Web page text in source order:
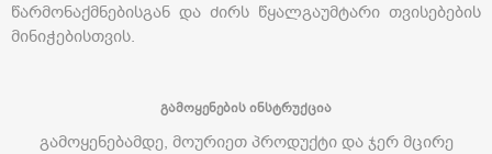
წარმონაქმნებისგან და ძირს წყალგაუმტარი თვისებების
მინიჭებისთვის.
გამოყენების ინსტრუქცია
გამოყენებამდე, მოურიეთ პროდუქტი და ჯერ მცირე